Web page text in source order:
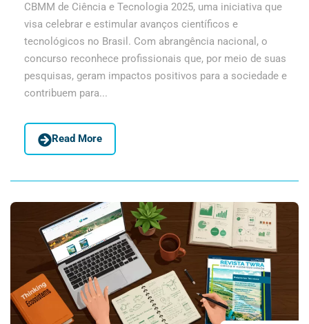
CBMM de Ciência e Tecnologia 2025, uma iniciativa que
visa celebrar e estimular avanços científicos e
tecnológicos no Brasil. Com abrangência nacional, o
concurso reconhece profissionais que, por meio de suas
pesquisas, geram impactos positivos para a sociedade e
contribuem para...
Read More